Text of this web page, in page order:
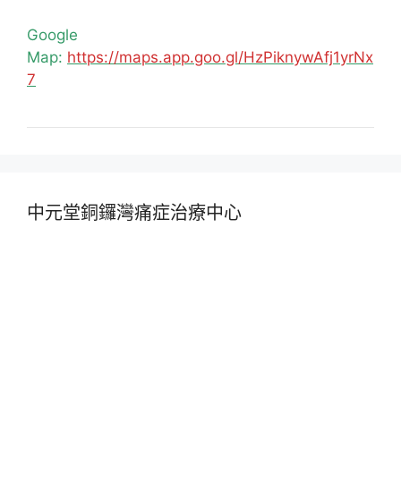
Google
Map: https://maps.app.goo.gl/HzPiknywAfj1yrNx
7
中元堂銅鑼灣痛症治療中心